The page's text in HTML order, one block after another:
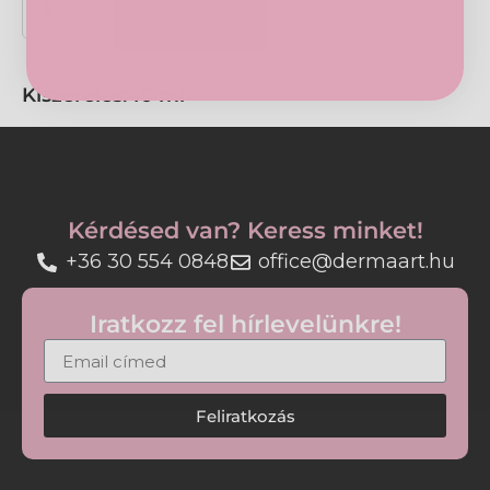
Az ultra könnyű, vizes-fluid textúra gyorsan
• Nagyon magas SPF50+ UVA- és UVB-védelem
• Netlock technológiával
• Segít mérsékelni a photo-öregedés jeleit
• Egységesebb bőrtónus megjelenését támogatja
• Ultra könnyű, vizes-fluid textúra
• Nem hagy fehér réteget és nem zsíros
• Hipoallergén, érzékeny bőrön tesztelt
Használat:
Vigye fel a megtisztított arcbőrre a nappali
Kiszerelés:40 ml
Iratkozz fel hírlevelünkre!
Feliratkozás
Kérdésed van? Keress minket!
+36 30 554 0848 office@dermaart.hu